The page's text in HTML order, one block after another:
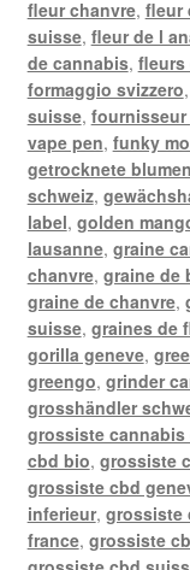
fleur chanvre, fleur
suisse, fleur de l
de cannabis, fleurs
formaggio svizzero,
suisse,
vape pen, funky
getrocknete blumen
schweiz,
label, golden
lausanne, graine
chanvre, graine de
graine de chanvre,
suisse, graines de
gorilla geneve,
greengo, grinder
grosshändler
grossiste
cbd bio, grossiste
grossiste cbd
inferieur, grossiste
france, grossiste